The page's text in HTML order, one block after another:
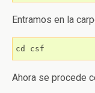
Entramos en la
cd csf
Ahora se procede